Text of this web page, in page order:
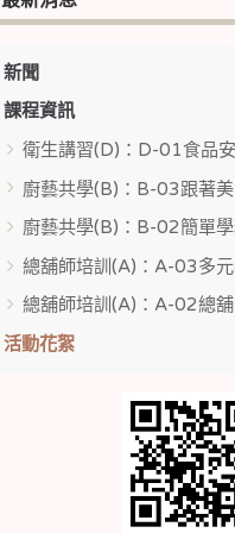
新聞
課程資訊
衛生講習(D)：D-01食品
廚藝共學(B)：B-03跟著
廚藝共學(B)：B-02簡單
總舖師培訓(A)：A-03多
總舖師培訓(A)：A-02總
活動花絮